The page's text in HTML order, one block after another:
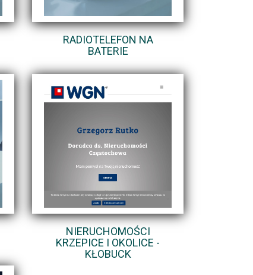
RADIOTELEFON NA
BATERIE
NIERUCHOMOŚCI
KRZEPICE I OKOLICE -
KŁOBUCK